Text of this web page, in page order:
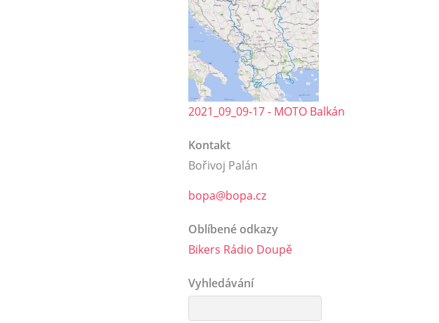
2021_09_09-17 - MOTO Balkán
Kontakt
Bořivoj Palán
bopa@bopa.cz
Oblíbené odkazy
Bikers Rádio Doupě
Vyhledávání